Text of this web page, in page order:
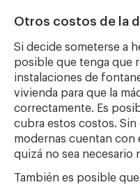
Otros costos de la
Si decide someterse a
posible que tenga que
instalaciones de
vivienda para que la
correctamente. Es
cubra estos costos. Sin
modernas cuentan
quizá no sea necesario
También es posible